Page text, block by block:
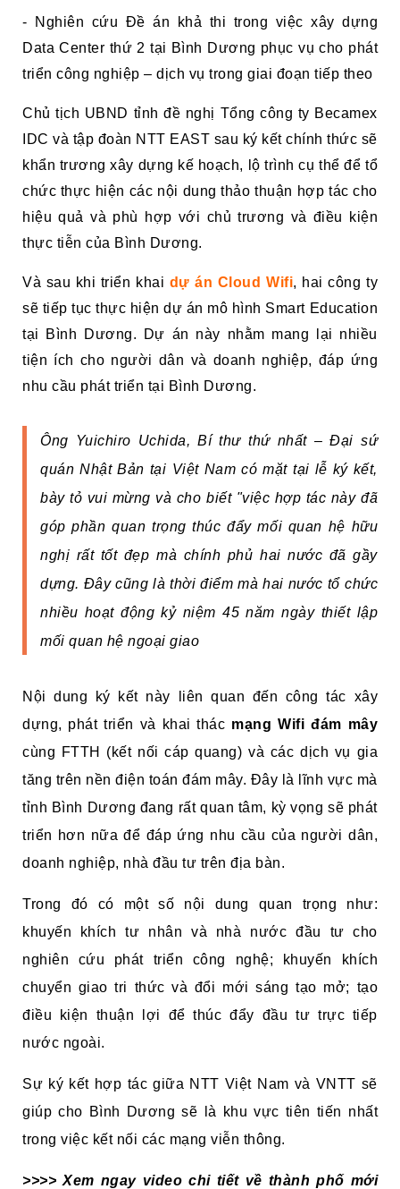
- Nghiên cứu Đề án khả thi trong việc xây dựng
Data Center thứ 2 tại Bình Dương phục vụ cho phát
triển công nghiệp – dịch vụ trong giai đoạn tiếp theo
Chủ tịch UBND tỉnh đề nghị Tổng công ty Becamex
IDC và tập đoàn NTT EAST sau ký kết chính thức sẽ
khẩn trương xây dựng kế hoạch, lộ trình cụ thể để tổ
chức thực hiện các nội dung thảo thuận hợp tác cho
hiệu quả và phù hợp với chủ trương và điều kiện
thực tiễn của Bình Dương.
Và sau khi triển khai dự án Cloud Wifi, hai công ty
sẽ tiếp tục thực hiện dự án mô hình Smart Education
tại Bình Dương. Dự án này nhằm mang lại nhiều
tiện ích cho người dân và doanh nghiệp, đáp ứng
nhu cầu phát triển tại Bình Dương.
Ông Yuichiro Uchida, Bí thư thứ nhất – Đại sứ
quán Nhật Bản tại Việt Nam có mặt tại lễ ký kết,
bày tỏ vui mừng và cho biết "việc hợp tác này đã
góp phần quan trọng thúc đẩy mối quan hệ hữu
nghị rất tốt đẹp mà chính phủ hai nước đã gầy
dựng. Đây cũng là thời điểm mà hai nước tổ chức
nhiều hoạt động kỷ niệm 45 năm ngày thiết lập
mối quan hệ ngoại giao
Nội dung ký kết này liên quan đến công tác xây
dựng, phát triển và khai thác mạng Wifi đám mây
cùng FTTH (kết nối cáp quang) và các dịch vụ gia
tăng trên nền điện toán đám mây. Đây là lĩnh vực mà
tỉnh Bình Dương đang rất quan tâm, kỳ vọng sẽ phát
triển hơn nữa để đáp ứng nhu cầu của người dân,
doanh nghiệp, nhà đầu tư trên địa bàn.
Trong đó có một số nội dung quan trọng như:
khuyến khích tư nhân và nhà nước đầu tư cho
nghiên cứu phát triển công nghệ; khuyến khích
chuyển giao tri thức và đổi mới sáng tạo mở; tạo
điều kiện thuận lợi để thúc đẩy đầu tư trực tiếp
nước ngoài.
Sự ký kết hợp tác giữa NTT Việt Nam và VNTT sẽ
giúp cho Bình Dương sẽ là khu vực tiên tiến nhất
trong việc kết nối các mạng viễn thông.
>>>> Xem ngay video chi tiết về thành phố mới